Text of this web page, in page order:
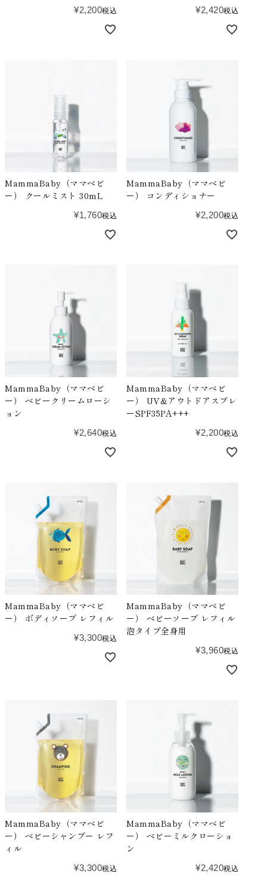
¥2,200税込 ¥2,420税込
MammaBaby（ママベビ
ー） クールミスト 30mL
¥1,760税込
MammaBaby（ママベビ
ー） コンディショナー
¥2,200税込
MammaBaby（ママベビ
ー） ベビークリームローシ
ョン
¥2,640税込
MammaBaby（ママベビ
ー） UV&アウトドアスプレ
ーSPF35PA+++
¥2,200税込
MammaBaby（ママベビ
ー） ボディソープ レフィル
¥3,300税込
MammaBaby（ママベビ
ー） ベビーソープ レフィル
泡タイプ全身用
¥3,960税込
MammaBaby（ママベビ
ー） ベビーシャンプー レフ
ィル
¥3,300税込
MammaBaby（ママベビ
ー） ベビーミルクローショ
ン
¥2,420税込